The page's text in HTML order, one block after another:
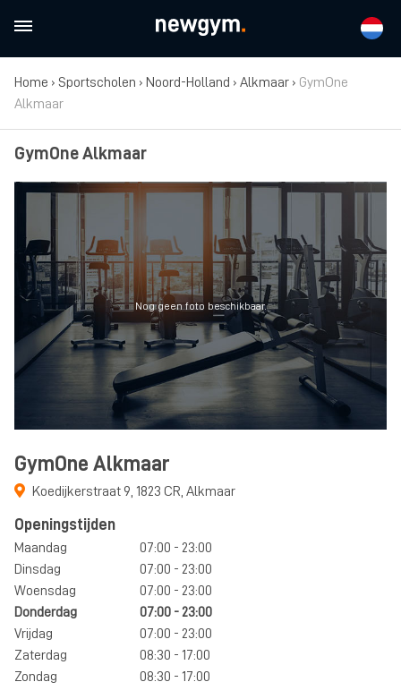
Home › Sportscholen › Noord-Holland › Alkmaar › GymOne
Alkmaar
GymOne Alkmaar
Nog geen foto beschikbaar.
GymOne Alkmaar
Koedijkerstraat 9, 1823 CR, Alkmaar
Openingstijden
Maandag
07:00 - 23:00
Dinsdag
07:00 - 23:00
Woensdag
07:00 - 23:00
Donderdag
07:00 - 23:00
Vrijdag
07:00 - 23:00
Zaterdag
08:30 - 17:00
Zondag
08:30 - 17:00